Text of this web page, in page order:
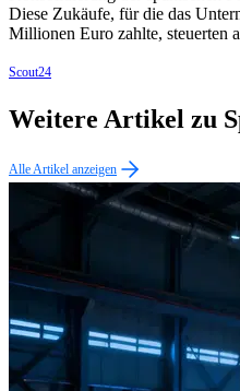
Diese Zukäufe, für die das
Millionen Euro zahlte, steuerten
Scout24
Weitere Artikel zu
Alle Artikel anzeigen